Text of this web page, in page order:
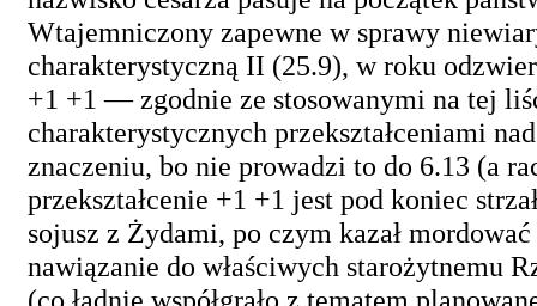
Wtajemniczony zapewne w sprawy
charakterystyczną II (25.9), w roku
+1 +1 — zgodnie ze stosowanymi na tej
charakterystycznych przekształceniami
znaczeniu, bo nie prowadzi to do 6.13 (a
przekształcenie +1 +1 jest pod koniec
sojusz z Żydami, po czym kazał
nawiązanie do właściwych starożytnemu
(co ładnie współgrało z tematem